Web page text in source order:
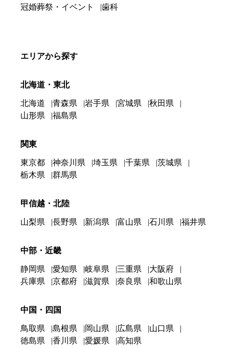
冠婚葬祭・イベント
歯科
エリアから探す
北海道・東北
北海道 青森県 岩手県 宮城県
秋田県
山形県
福島県
関東
東京都 神奈川県 埼玉県 千葉県
茨城県
栃木県
群馬県
甲信越・北陸
山梨県 長野県 新潟県 富山県 石川県 福井県
中部・近畿
静岡県 愛知県 岐阜県 三重県
大阪府
兵庫県
京都府 滋賀県 奈良県 和歌山県
中国・四国
鳥取県 島根県 岡山県 広島県
山口県
徳島県
香川県 愛媛県 高知県